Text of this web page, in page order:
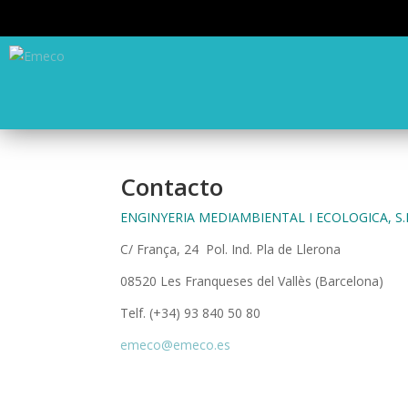
Contacto
ENGINYERIA MEDIAMBIENTAL I ECOLOGICA,
C/ França, 24 Pol. Ind. Pla de Llerona
08520 Les Franqueses del Vallès (Barcelona)
Telf. (+34) 93 840 50 80
emeco@emeco.es